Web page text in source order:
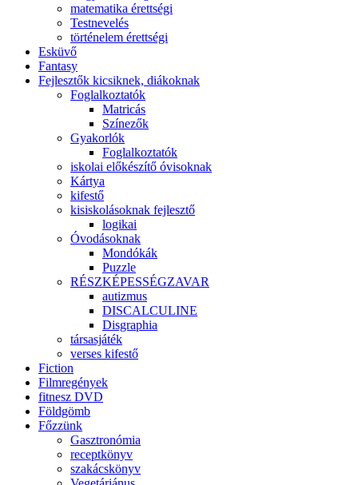
matematika érettségi
Testnevelés
történelem érettségi
Esküvő
Fantasy
Fejlesztők kicsiknek, diákoknak
Foglalkoztatók
Matricás
Színezők
Gyakorlók
Foglalkoztatók
iskolai előkészítő óvisoknak
Kártya
kifestő
kisiskolásoknak fejlesztő
logikai
Óvodásoknak
Mondókák
Puzzle
RÉSZKÉPESSÉGZAVAR
autizmus
DISCALCULINE
Disgraphia
társasjáték
verses kifestő
Fiction
Filmregények
fitnesz DVD
Földgömb
Főzzünk
Gasztronómia
receptkönyv
szakácskönyv